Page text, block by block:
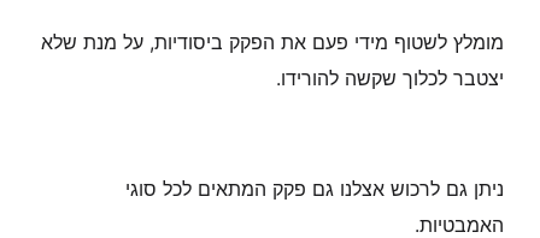
מומלץ לשטוף מידי פעם את הפקק ביסודיות, על מנת שלא
יצטבר לכלוך שקשה להורידו.
ניתן גם לרכוש אצלנו גם פקק המתאים לכל סוגי
האמבטיות.